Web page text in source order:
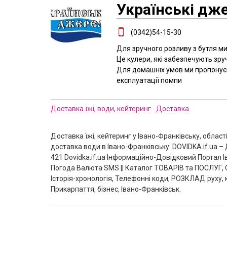
Українські
(0342)54-15-30
Для зручного розливу з бутля
Це кулери, які забезпечують
Для домашніх умов ми
експлуатації помпи
Доставка їжі, води, кейтеринг Доставка
Доставка їжі, кейтеринг у Івано-Франківську,
доставка води в Івано-Франківську.
421 Dovidka.if.ua Інформаційно-Довідковий
Погода Валюта SMS || Каталог ТОВАРІВ та ПОСЛУГ,
Історія-хронологія, Телефонні коди, РОЗКЛАД
Прикарпаття, бізнес, Івано-Франківськ.